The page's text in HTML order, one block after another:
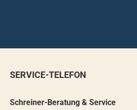
SERVICE-TELEFON
Schreiner-Beratung & Service